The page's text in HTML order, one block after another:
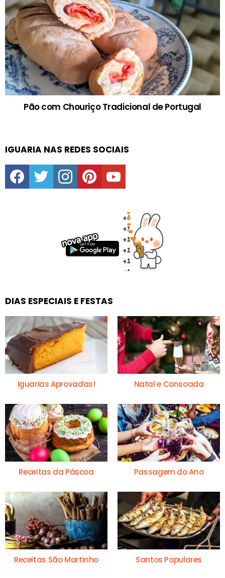
Pão com Chouriço Tradicional de Portugal
IGUARIA NAS REDES SOCIAIS
facebooktwitter instagrampinterestyoutube
DIAS ESPECIAIS E FESTAS
Iguarias Aprovadas! Natal e Consoada
Receitas da Páscoa Passagem do Ano
Receitas São Martinho Santos Populares